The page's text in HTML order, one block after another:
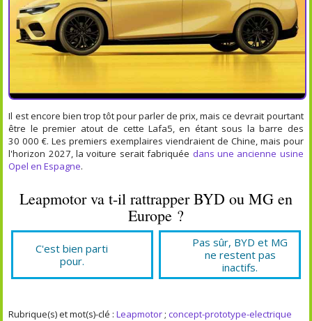
Il est encore bien trop tôt pour parler de prix, mais ce devrait pourtant
être le premier atout de cette Lafa5, en étant sous la barre des
30 000 €. Les premiers exemplaires viendraient de Chine, mais pour
l'horizon 2027, la voiture serait fabriquée dans une ancienne usine
Opel en Espagne.
Leapmotor va t-il rattrapper BYD ou MG en
Europe ?
C'est bien parti
pour.
Pas sûr, BYD et MG
ne restent pas
inactifs.
Rubrique(s) et mot(s)-clé :Leapmotor;concept-prototype-electrique